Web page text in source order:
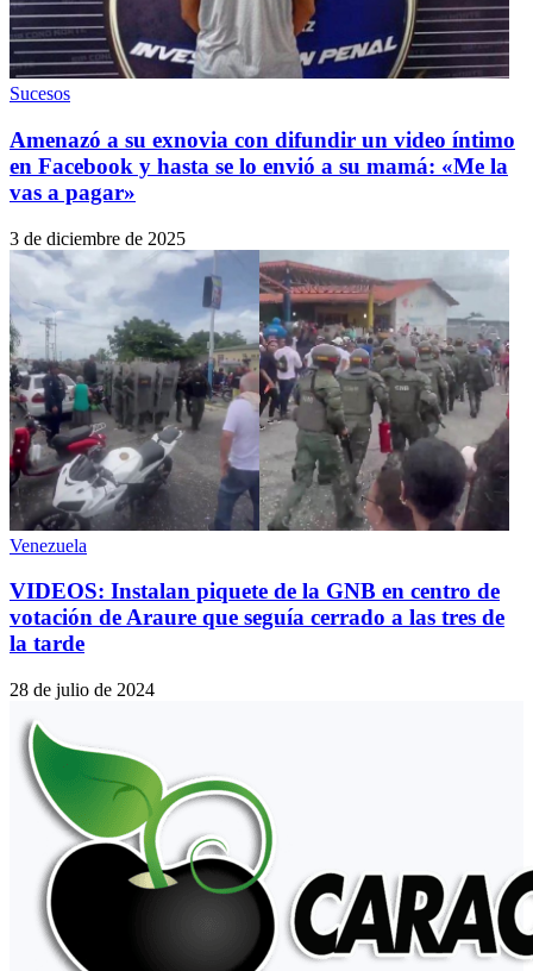
Sucesos
Amenazó a su exnovia con difundir un video íntimo
en Facebook y hasta se lo envió a su mamá: «Me la
vas a pagar»
3 de diciembre de 2025
Venezuela
VIDEOS: Instalan piquete de la GNB en centro de
votación de Araure que seguía cerrado a las tres de
la tarde
28 de julio de 2024